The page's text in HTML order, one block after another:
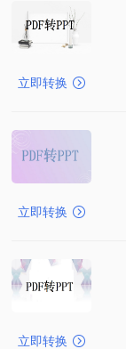
立即转换
立即转换
立即转换